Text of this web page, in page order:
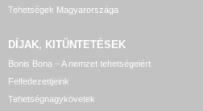
Tehetségek Magyarországa
DÍJAK, KITÜNTETÉSEK
Bonis Bona – A nemzet tehetségeiért
Felfedezettjeink
Tehetségnagykövetek